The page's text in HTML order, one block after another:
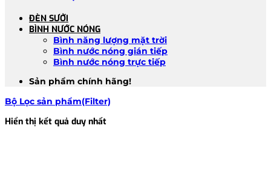
ĐÈN SƯỞI
BÌNH NƯỚC NÓNG
Bình năng lượng mặt trời
Bình nước nóng gián tiếp
Bình nước nóng trực tiếp
Sản phẩm chính hãng!
Bộ Lọc sản phẩm(Filter)
Hiển thị kết quả duy nhất